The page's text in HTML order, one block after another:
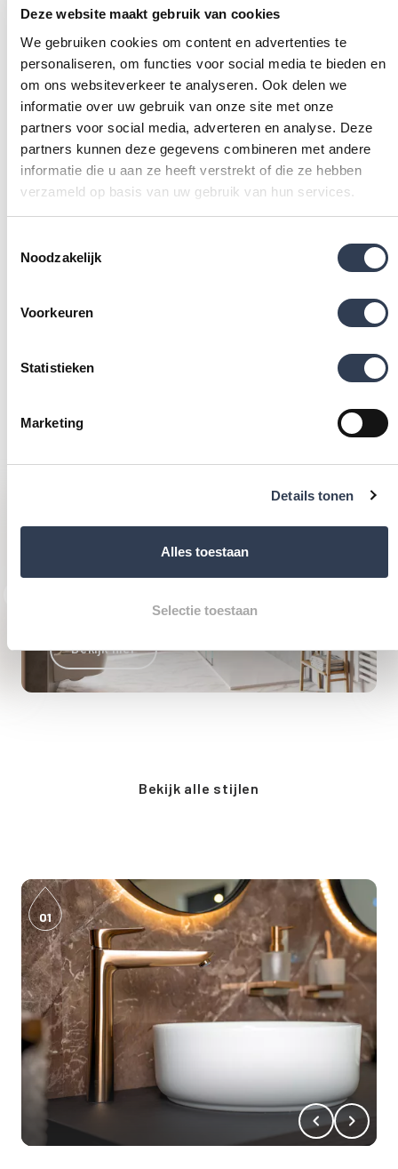
Deze website maakt gebruik van cookies
We gebruiken cookies om content en advertenties te
personaliseren, om functies voor social media te bieden en
om ons websiteverkeer te analyseren. Ook delen we
informatie over uw gebruik van onze site met onze
partners voor social media, adverteren en analyse. Deze
partners kunnen deze gegevens combineren met andere
informatie die u aan ze heeft verstrekt of die ze hebben
verzameld op basis van uw gebruik van hun services.
Noodzakelijk
Voorkeuren
Statistieken
Marketing
Details tonen
Alles toestaan
Selectie toestaan
LAAT JE INSPIREREN
LANDELIJK
Bekijk hier
Bekijk alle stijlen
01
02
01